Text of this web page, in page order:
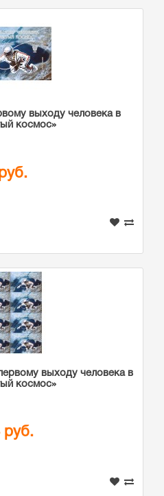
выходу человека в
космос»
выходу человека в
космос»
руб.